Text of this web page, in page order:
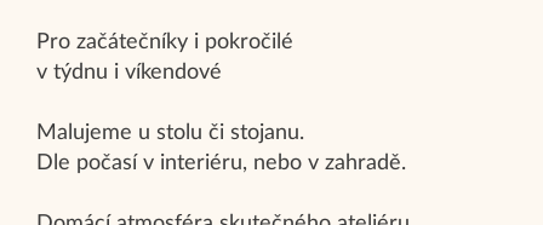
Pro začátečníky i pokročilé
v týdnu i víkendové
Malujeme u stolu či stojanu.
Dle počasí v interiéru, nebo v zahradě.